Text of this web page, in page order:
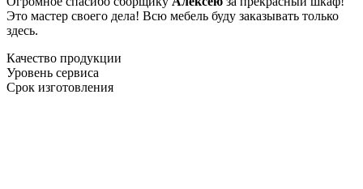
Это мастер своего дела! Всю мебель буду заказывать только
здесь.
Качество продукции
Уровень сервиса
Срок изготовления